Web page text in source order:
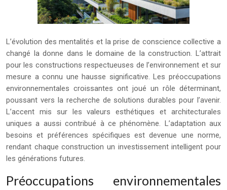
L’évolution des mentalités et la prise de conscience collective a
changé la donne dans le domaine de la construction. L’attrait
pour les constructions respectueuses de l’environnement et sur
mesure a connu une hausse significative. Les préoccupations
environnementales croissantes ont joué un rôle déterminant,
poussant vers la recherche de solutions durables pour l’avenir.
L’accent mis sur les valeurs esthétiques et architecturales
uniques a aussi contribué à ce phénomène. L’adaptation aux
besoins et préférences spécifiques est devenue une norme,
rendant chaque construction un investissement intelligent pour
les générations futures.
Préoccupations environnementales